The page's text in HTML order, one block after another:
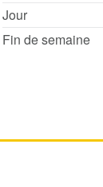
Jour
Fin de semaine